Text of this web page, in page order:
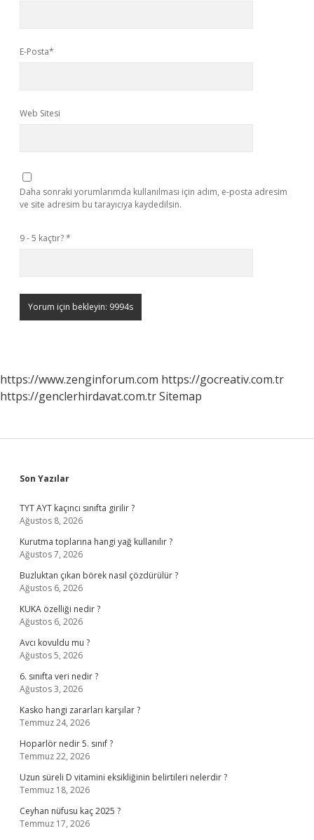
E-Posta*
Web Sitesi
Daha sonraki yorumlarımda kullanılması için adım, e-posta adresim
ve site adresim bu tarayıcıya kaydedilsin.
9 - 5 kaçtır?*
https://www.zenginforum.com https://gocreativ.com.tr
https://genclerhirdavat.com.trSitemap
Sidebar
Son Yazılar
TYT AYT kaçıncı sınıfta girilir ?
Ağustos 8, 2026
Kurutma toplarına hangi yağ kullanılır ?
Ağustos 7, 2026
Buzluktan çıkan börek nasıl çözdürülür ?
Ağustos 6, 2026
KUKA özelliği nedir ?
Ağustos 6, 2026
Avcı kovuldu mu ?
Ağustos 5, 2026
6. sınıfta veri nedir ?
Ağustos 3, 2026
Kasko hangi zararları karşılar ?
Temmuz 24, 2026
Hoparlör nedir 5. sınıf ?
Temmuz 22, 2026
Uzun süreli D vitamini eksikliğinin belirtileri nelerdir ?
Temmuz 18, 2026
Ceyhan nüfusu kaç 2025 ?
Temmuz 17, 2026